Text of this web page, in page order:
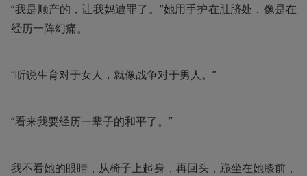
“我是顺产的，让我妈遭罪了。”她用手护在肚脐处，像是在
经历一阵幻痛。
“听说生育对于女人，就像战争对于男人。”
“看来我要经历一辈子的和平了。”
我不看她的眼睛，从椅子上起身，再回头，跪坐在她膝前，